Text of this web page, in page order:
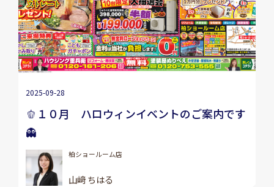
2025-09-28
🫑１０月 ハロウィンイベントのご案内です
👻
柏ショールーム店
山﨑 ちはる